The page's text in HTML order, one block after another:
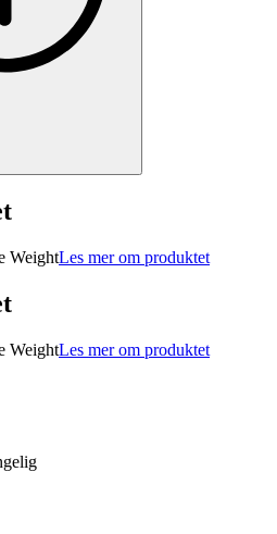
WeightLes mer om produktet
WeightLes mer om produktet